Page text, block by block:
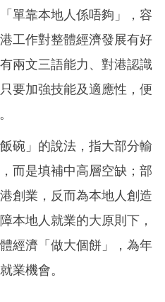
單靠本地人係唔夠」，容
工作對整體經濟發展有好
兩文三語能力、對港認識
要加強技能及適應性，便
碗」的說法，指大部分輸
而是填補中高層空缺；部
創業，反而為本地人創造
本地人就業的大原則下，
經濟「做大個餅」，為年
業機會。